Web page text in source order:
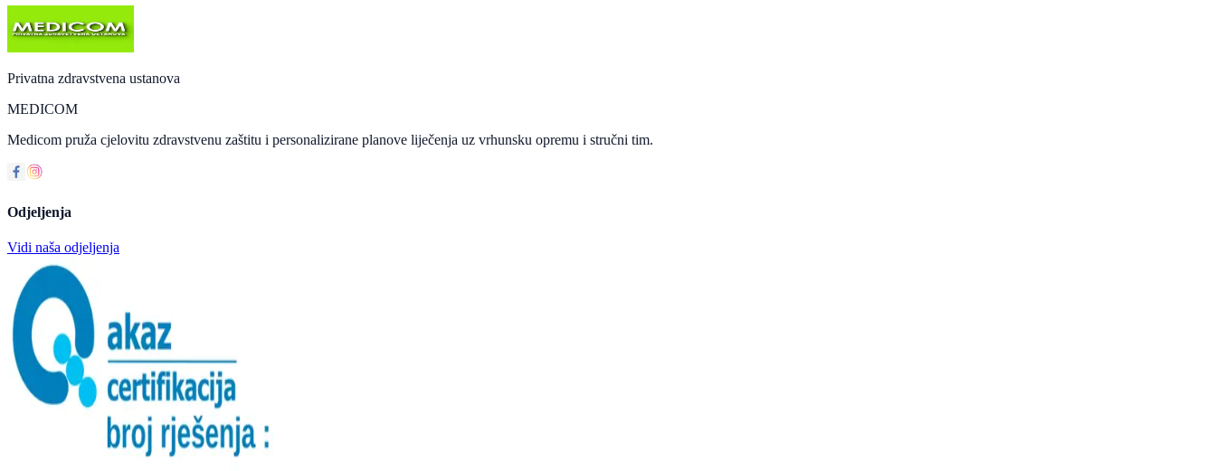
Privatna zdravstvena ustanova
MEDICOM
Medicom pruža cjelovitu zdravstvenu zaštitu i personalizirane planove liječenja uz vrhunsku opremu i stručni tim.
Odjeljenja
Vidi naša odjeljenja